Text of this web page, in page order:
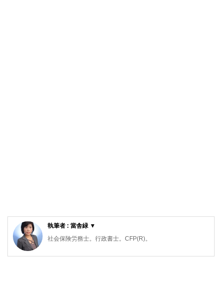
執筆者 : 當舎緑 ▼
社会保険労務士。行政書士。CFP(R)。
阪神淡路大震災の経験から、法律やお金の大切さを実感し、